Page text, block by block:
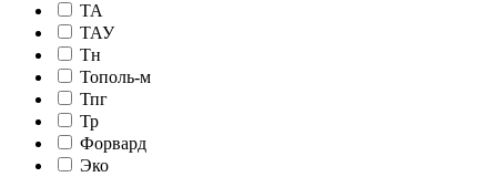
ТА
ТАУ
Тн
Тополь-м
Тпг
Тр
Форвард
Эко